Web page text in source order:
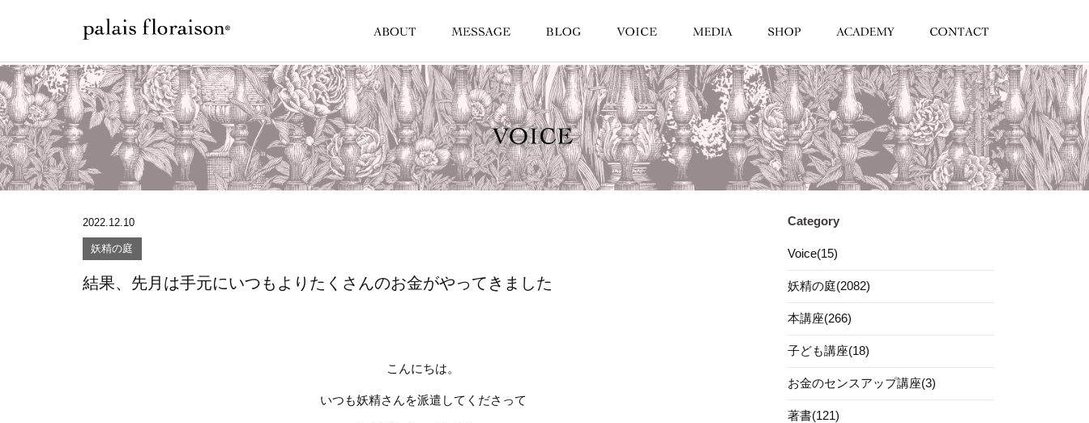
2022.12.10
妖精の庭
結果、先月は手元にいつもよりたくさんのお金がやってきました
こんにちは。
いつも妖精さんを派遣してくださって
Category
Voice(15)
妖精の庭(2082)
本講座(266)
子ども講座(18)
お金のセンスアップ講座(3)
著書(121)